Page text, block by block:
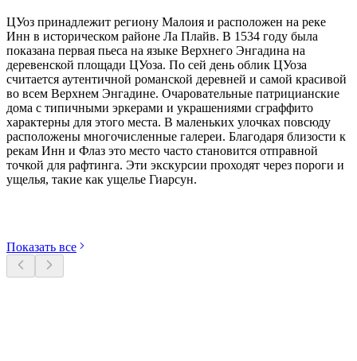
ЦУоз принадлежит региону Малоия и расположен на реке
Инн в историческом районе Ла Плайв. В 1534 году была
показана первая пьеса на языке Верхнего Энгадина на
деревенской площади ЦУоза. По сей день облик ЦУоза
считается аутентичной романской деревней и самой красивой
во всем Верхнем Энгадине. Очаровательные патрицианские
дома с типичными эркерами и украшениями сграффито
характерны для этого места. В маленьких улочках повсюду
расположены многочисленные галереи. Благодаря близости к
рекам Инн и Флаз это место часто становится отправной
точкой для рафтинга. Эти экскурсии проходят через пороги и
ущелья, такие как ущелье Гиарсун.
Показать все